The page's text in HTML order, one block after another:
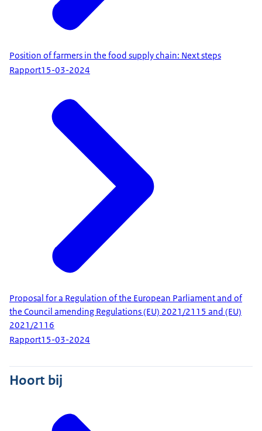
Position of farmers in the food supply chain: Next steps
Rapport15-03-2024
Proposal for a Regulation of the European Parliament and of
the Council amending Regulations (EU) 2021/2115 and (EU)
2021/2116
Rapport15-03-2024
Hoort bij